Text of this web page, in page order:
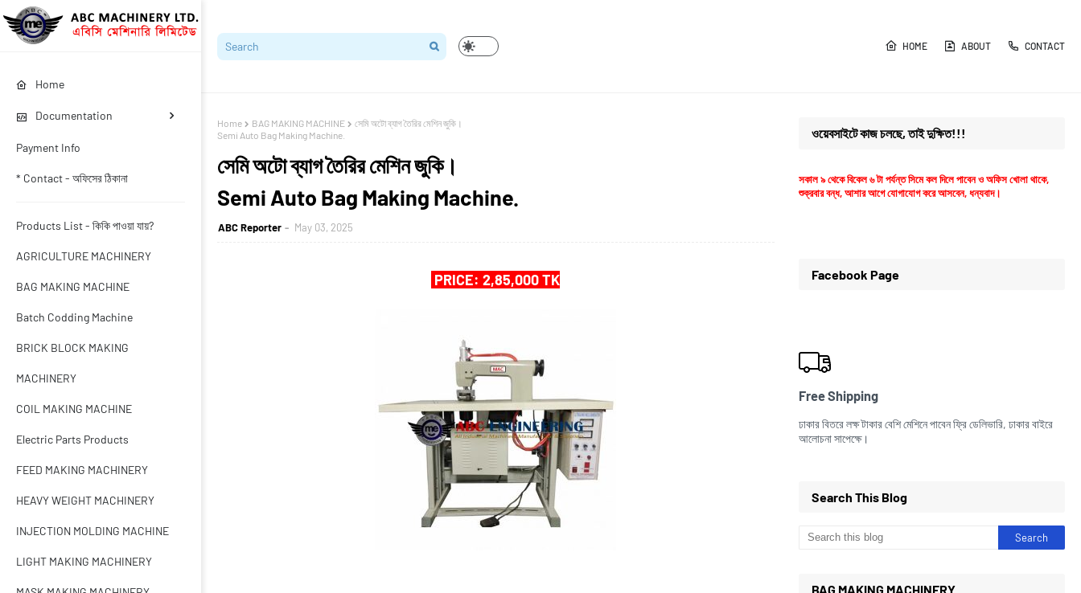
Home
Documentation
Payment Info
* Contact - অফিসের ঠিকানা
Products List - কিকি পাওয়া যায়?
AGRICULTURE MACHINERY
BAG MAKING MACHINE
Batch Codding Machine
BRICK BLOCK MAKING
MACHINERY
COIL MAKING MACHINE
Electric Parts Products
FEED MAKING MACHINERY
HEAVY WEIGHT MACHINERY
INJECTION MOLDING MACHINE
LIGHT MAKING MACHINERY
HOME ABOUT CONTACT
Home BAG MAKING MACHINE
সেমি অটো ব্যাগ তৈরির মেশিন জুকি।
Semi Auto Bag Making Machine.
সেমি অটো ব্যাগ তৈরির মেশিন জুকি।
Semi Auto Bag Making Machine.
ABC Reporter May 03, 2025
PRICE: 2,85,000 TK
ওয়েবসাইটে কাজ চলছে, তাই দুক্ষিত!!!
সকাল ৯ থেকে বিকেল ৬ টা পর্যন্ত সিমে কল দিলে পাবেন ও অফিস খোলা থাকে,
শুক্রবার বন্ধ, আশার আগে যোগাযোগ করে আসবেন, ধন্যবাদ।
Facebook Page
Free Shipping
ঢাকার বিতরে লক্ষ টাকার বেশি মেশিনে পাবেন ফ্রি ডেলিভারি, ঢাকার বাইরে
আলোচনা সাপেক্ষে।
Search This Blog
BAG MAKING MACHINERY